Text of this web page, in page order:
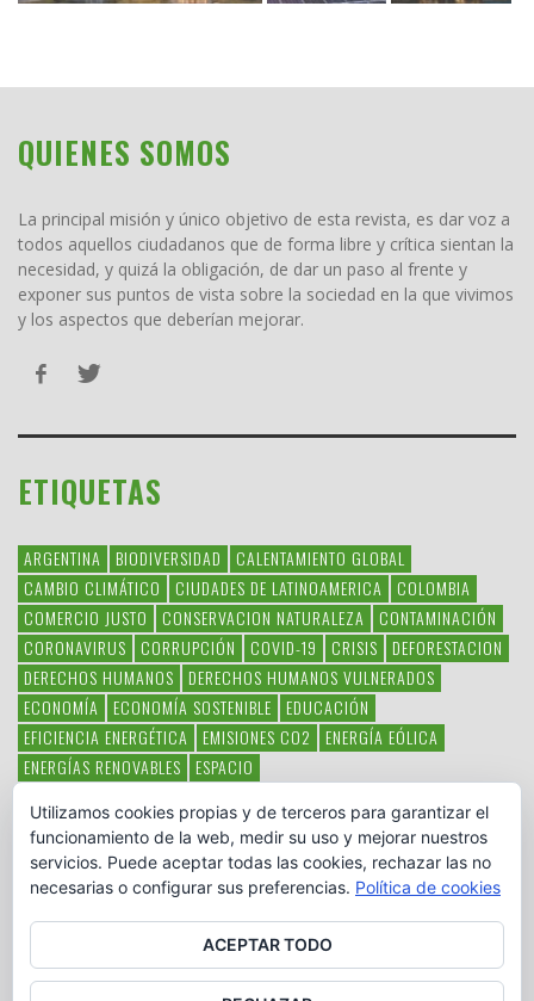
QUIENES SOMOS
La principal misión y único objetivo de esta revista, es dar voz a
todos aquellos ciudadanos que de forma libre y crítica sientan la
necesidad, y quizá la obligación, de dar un paso al frente y
exponer sus puntos de vista sobre la sociedad en la que vivimos
y los aspectos que deberían mejorar.
ETIQUETAS
ARGENTINA BIODIVERSIDAD
CALENTAMIENTO GLOBAL
CAMBIO CLIMÁTICO
CIUDADES DE LATINOAMERICA
COLOMBIA
COMERCIO JUSTO
CONSERVACION NATURALEZA
CONTAMINACIÓN
CORONAVIRUS
CORRUPCIÓN COVID-19 CRISIS
DEFORESTACION
DERECHOS HUMANOS
DERECHOS HUMANOS VULNERADOS
ECONOMÍA
ECONOMÍA SOSTENIBLE
EDUCACIÓN
EFICIENCIA ENERGÉTICA
EMISIONES CO2
ENERGÍA EÓLICA
ENERGÍAS RENOVABLES
ESPACIO
HAMBRE LATINOAMÉRICA MEDIO AMBIENTE
MÉXICO
OBJETIVOS DEL MILENIO
ONGS PAZ POBREZA POESÍA
POLITICA
PUEBLOS INDÍGENAS RSC RSE
SOBERANÍA ALIMENTARIA
SOLIDARIDAD SOSTENIBILIDAD TECNOLOGÍA VERTIDO PETROLEO
Utilizamos cookies propias y de terceros para garantizar el
funcionamiento de la web, medir su uso y mejorar nuestros
servicios. Puede aceptar todas las cookies, rechazar las no
necesarias o configurar sus preferencias. Política de cookies
ACEPTAR TODO